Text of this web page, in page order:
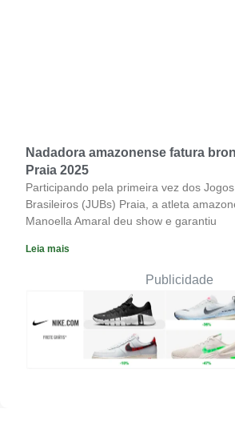
Nadadora amazonense fatura
Praia 2025
Participando pela primeira vez dos
Brasileiros (JUBs) Praia, a atleta
Manoella Amaral deu show e garantiu
Leia mais
Publicidade